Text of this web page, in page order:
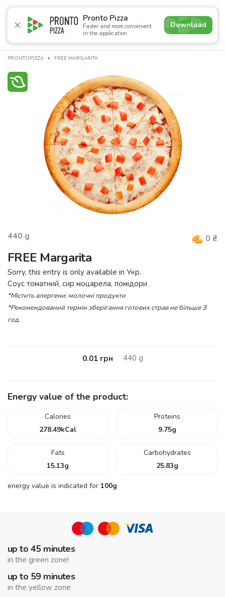
Pronto Pizza
Faster and more convenient
in the application
Download
4.7
Promotions Pizza Sushi Breakfasts
PRONTOPIZZA FREE MARGARITA
440 g 0 ₴
FREE Margarita
Sorry, this entry is only available in Укр.
Соус томатний, сир моцарела, помідори
*Містить алергени: молочні продукти
*Рекомендований термін зберігання готових страв не більше 3
год.
0.01грн 440 g
Energy value of the product:
Calories
278.49kCal
Proteins
9.75g
Fats
15.13g
Carbohydrates
25.83g
energy value is indicated for 100g
up to 45 minutes
in the green zone!
up to 59 minutes
in the yellow zone